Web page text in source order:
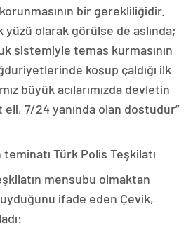
bir gerekliliğidir.
olarak görülse de aslında;
sistemiyle temas kurmasının
koşup çaldığı ilk
büyük acılarımızda devletin
7/24 yanında olan dostudur”
Türk Polis Teşkilatı
mensubu olmaktan
ifade eden Çevik,